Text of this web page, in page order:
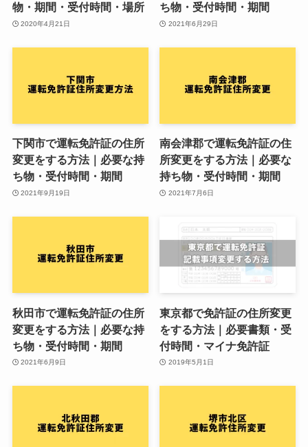
物・期間・受付時間・場所
2020年4月21日
ち物・受付時間・期間
2021年6月29日
下関市で運転免許証の住所
変更をする方法｜必要な持
ち物・受付時間・期間
2021年9月19日
南会津郡で運転免許証の住
所変更をする方法｜必要な
持ち物・受付時間・期間
2021年7月6日
秋田市で運転免許証の住所
変更をする方法｜必要な持
ち物・受付時間・期間
2021年6月9日
東京都で免許証の住所変更
をする方法｜必要書類・受
付時間・マイナ免許証
2019年5月1日